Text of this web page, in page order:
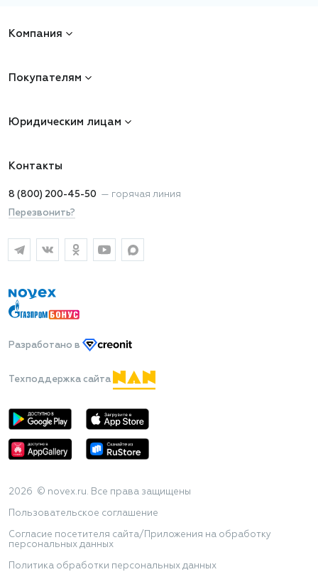
Компания
Покупателям
Юридическим лицам
Контакты
8 (800) 200-45-50 — горячая линия
Перезвонить?
Разработано в
Техподдержка сайта
2026 © novex.ru. Все права защищены
Пользовательское соглашение
Согласие посетителя сайта/Приложения на обработку
персональных данных
Политика обработки персональных данных